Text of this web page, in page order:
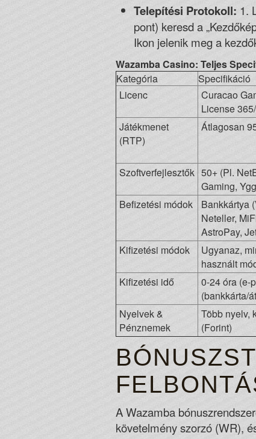
Telepítési Protokoll: 1.
pont) keresd a
Ikon jelenik meg a
Wazamba Casino: Teljes
Kategória
Specifikáció
Licenc
Curacao
License
Játékmenet
(RTP)
Átlagosan
Szoftverfejlesztők 50+ (Pl.
Gaming,
Befizetési módok
Bankkártya
Neteller,
AstroPay,
Kifizetési módok
Ugyanaz,
használt
Kifizetési idő
0-24 óra (e-
(bankkárta/
Nyelvek &
Pénznemek
Több nyelv,
(Forint)
A Wazamba
követelmény szorzó (WR),